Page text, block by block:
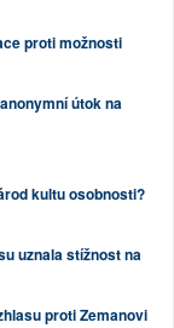
proti možnosti
útok na
kultu osobnosti?
uznala stížnost na
proti Zemanovi